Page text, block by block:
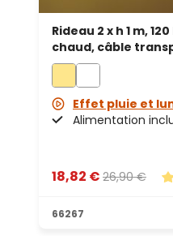
Rideau 2 x h 1 m,
chaud, câble
Effet pluie et
Alimentation
18,82 € 26,90 €
66267